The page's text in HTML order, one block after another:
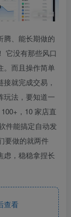
腾、能长期做的
它没有那些风口
。而且操作简单
就完成交易，
玩法，要知道一
，10 家店直
件能搞定自动发
要做的就两件
虑，稳稳拿捏长
查看